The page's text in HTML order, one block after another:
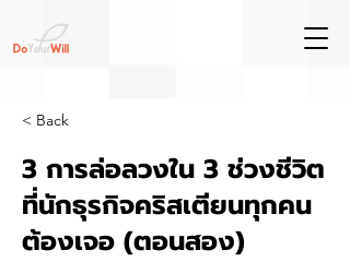
< Back
3 การล่อลวงใน 3 ช่วงชีวิต
ที่นักธุรกิจคริสเตียนทุกคน
ต้องเจอ (ตอนสอง)